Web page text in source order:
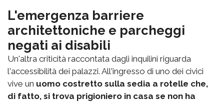
L'emergenza barriere
architettoniche e parcheggi
negati ai disabili
Un'altra criticità raccontata dagli inquilini riguarda
l'accessibilità dei palazzi. All'ingresso di uno dei civici
vive un uomo costretto sulla sedia a rotelle che,
di fatto, si trova prigioniero in casa se non ha